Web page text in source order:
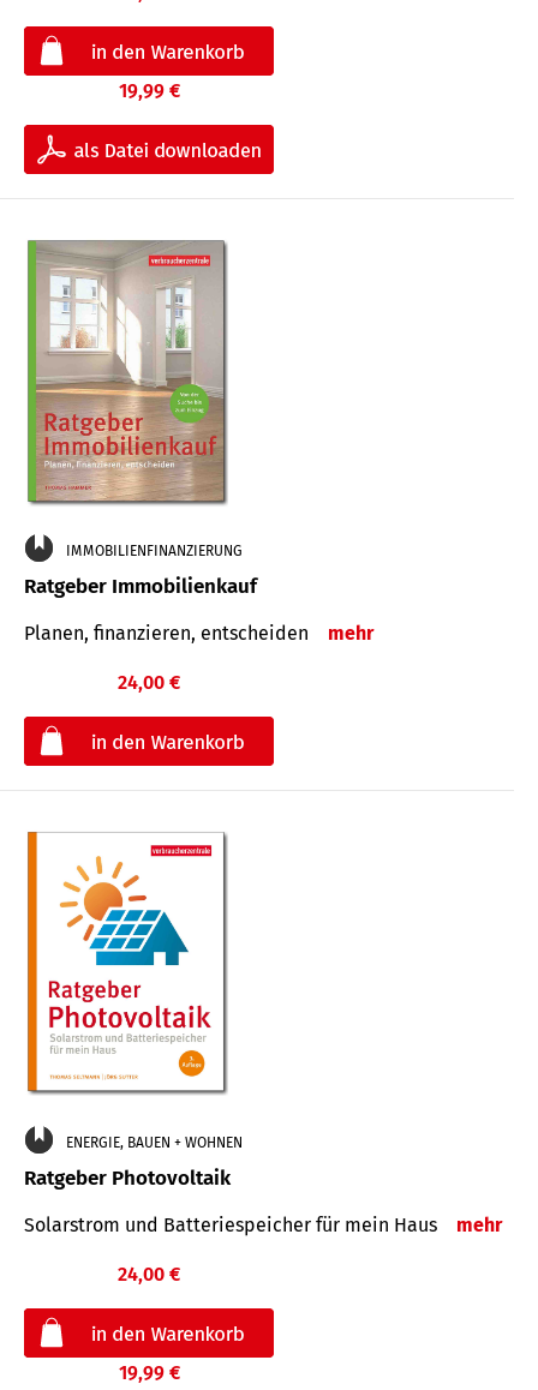
19,99 €
IMMOBILIENFINANZIERUNG
Ratgeber Immobilienkauf
Planen, finanzieren, entscheiden mehr
24,00 €
ENERGIE, BAUEN + WOHNEN
Ratgeber Photovoltaik
Solarstrom und Batteriespeicher für mein Haus mehr
24,00 €
19,99 €